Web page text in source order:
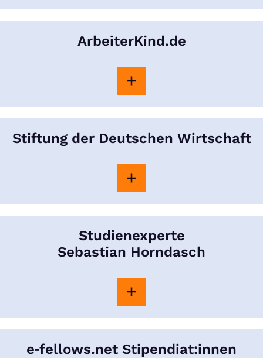
ArbeiterKind.de
Stiftung der Deutschen Wirtschaft
Studienexperte
Sebastian Horndasch
e‑fellows.net Stipendiat:innen